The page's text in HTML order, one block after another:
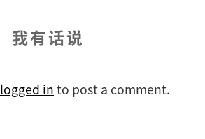
我有话说
logged in to post a comment.